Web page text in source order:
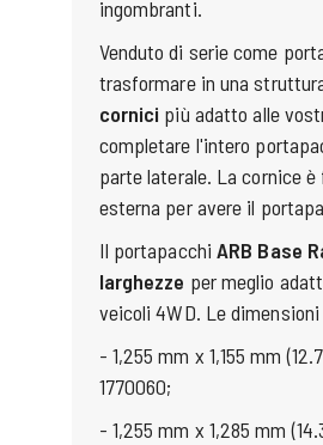
ingombranti.
Venduto di serie come
trasformare in una
cornici più adatto alle
completare l'intero
parte laterale. La cornice
esterna per avere il
Il portapacchi ARB Base
larghezze per meglio
veicoli 4WD. Le
- 1,255 mm x 1,155 mm
1770060;
- 1,255 mm x 1,285 mm